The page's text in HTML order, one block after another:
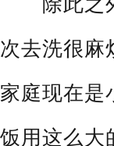
次去洗很麻
家庭现在是
饭用这么大